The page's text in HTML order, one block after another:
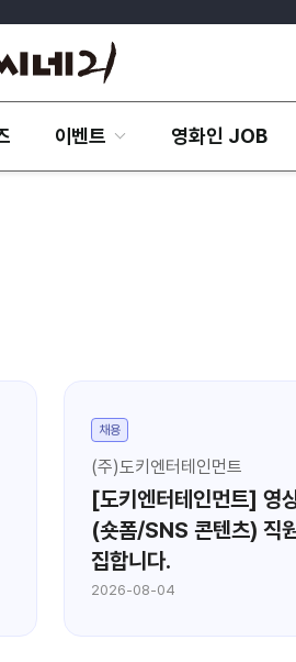
이벤트 영화인 JOB
채용
(주)도키엔터테인먼트
[도키엔터테인먼트] 영
(숏폼/SNS 콘텐츠) 직
집합니다.
2026-08-04